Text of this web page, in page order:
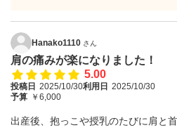
Hanako1110 さん
肩の痛みが楽になりました！
5.00
投稿日 2025/10/30利用日 2025/10/30
予算 ￥6,000
出産後、抱っこや授乳のたびに肩と